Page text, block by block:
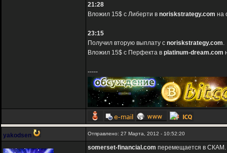
21:28
Вложил 15$ с Либерти в noriskstrategy.com на
23:15
Получил вторую выплату с noriskstrategy.com.
Вложил 15$ с Перфекта в platinum-dream.com
-----
yakodsen Отправлено: 27 Марта, 2012 - 10:52:20
somerset-financial.com перемещается в СКАМ.